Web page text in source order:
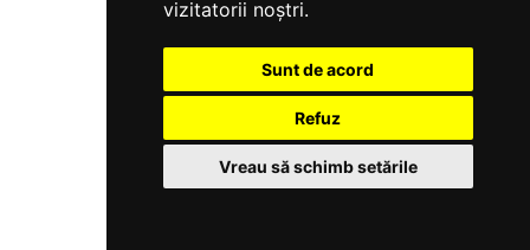
vizitatorii noștri.
Sunt de acord
Refuz
Vreau să schimb setările